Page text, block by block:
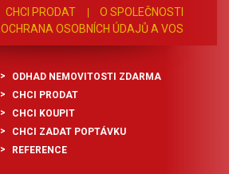
CHCI PRODAT
O SPOLEČNOSTI
OCHRANA OSOBNÍCH ÚDAJŮ A VOS
ODHAD NEMOVITOSTI ZDARMA
CHCI PRODAT
CHCI KOUPIT
CHCI ZADAT POPTÁVKU
REFERENCE